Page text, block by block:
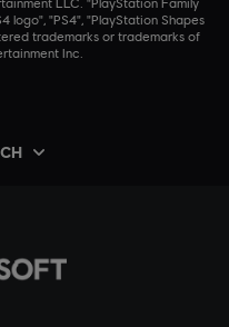
logo", "PS4", "PlayStation Shapes
trademarks or trademarks of
Inc.